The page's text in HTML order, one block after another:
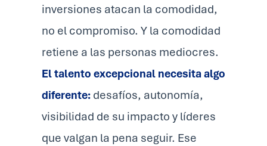
inversiones atacan la comodidad,
no el compromiso. Y la comodidad
retiene a las personas mediocres.
El talento excepcional necesita algo
diferente: desafíos, autonomía,
visibilidad de su impacto y líderes
que valgan la pena seguir. Ese